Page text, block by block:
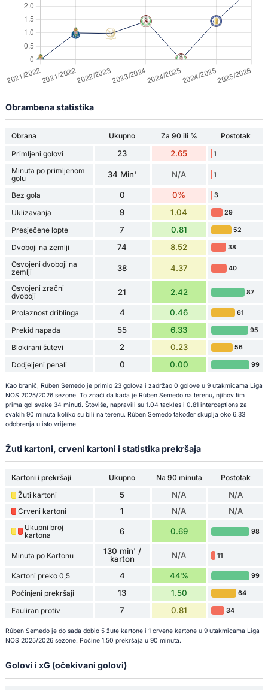
Obrambena statistika
Obrana Ukupno Za 90 ili %
Postotak
Primljeni golovi
23 2.65 1
Minuta po primljenom
golu
34 Min' N/A 1
Bez gola 0 0% 3
Uklizavanja 9 1.04 29
Presječene lopte 7 0.81 52
Dvoboji na zemlji 74 8.52 38
Osvojeni dvoboji na
zemlji
38 4.37 40
Osvojeni zračni
dvoboji
21 2.42 87
Prolaznost driblinga 4 0.46 61
Prekid napada 55 6.33 95
Blokirani šutevi 2 0.23 56
Dodjeljeni penali 0 0.00 99
Kao branič, Rúben Semedo je primio 23 golova i zadržao 0 golove u 9 utakmicama Liga
NOS 2025/2026 sezone. To znači da kada je Rúben Semedo na terenu, njihov tim
prima gol svake 34 minuti. Štoviše, napravili su 1.04 tackles i 0.81 interceptions za
svakih 90 minuta koliko su bili na terenu. Rúben Semedo također skuplja oko 6.33
odobrenja u isto vrijeme.
Žuti kartoni, crveni kartoni i statistika prekršaja
Kartoni i prekršaji Ukupno Na 90 minuta
Postotak
Žuti kartoni
5 N/A N/A
Crveni kartoni 1 N/A N/A
Ukupni broj
kartona
6 0.69 98
Minuta po Kartonu
130 min' /
karton
N/A 11
Kartoni preko 0,5 4 44% 99
Počinjeni prekršaji 13 1.50 64
Fauliran protiv 7 0.81 34
Rúben Semedo je do sada dobio 5 žute kartone i 1 crvene kartone u 9 utakmicama Liga
NOS 2025/2026 sezone. Počine 1.50 prekršaja u 90 minuta.
Golovi i xG (očekivani golovi)